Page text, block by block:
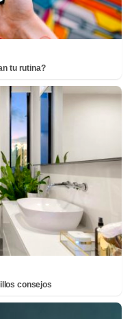
tu rutina?
consejos